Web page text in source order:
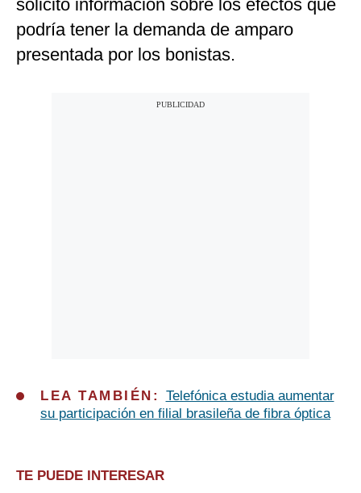
solicitó información sobre los efectos que
podría tener la demanda de amparo
presentada por los bonistas.
LEA TAMBIÉN: Telefónica estudia aumentar
su participación en filial brasileña de fibra óptica
TE PUEDE INTERESAR